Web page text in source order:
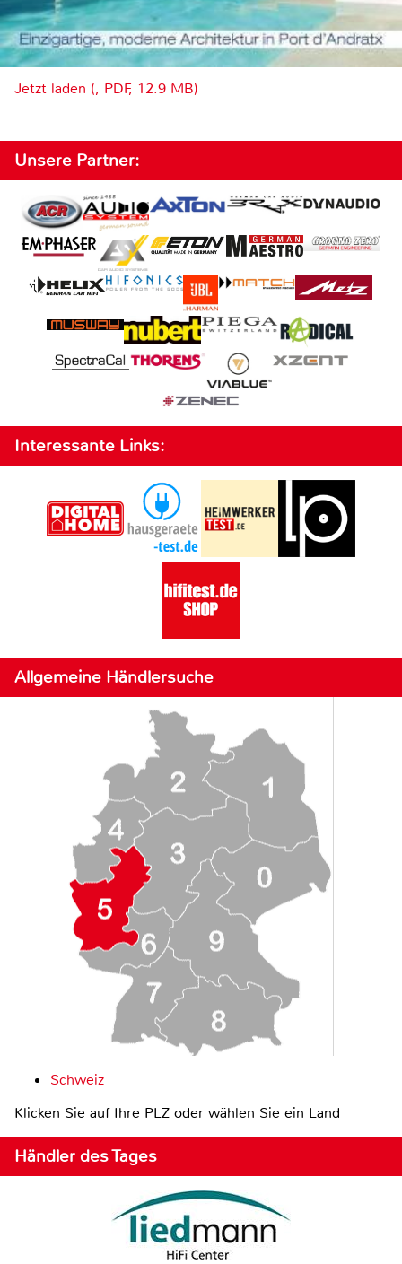
Jetzt laden (, PDF, 12.9 MB)
Unsere Partner:
Interessante Links:
Allgemeine Händlersuche
Schweiz
Klicken Sie auf Ihre PLZ oder wählen Sie ein Land
Händler des Tages